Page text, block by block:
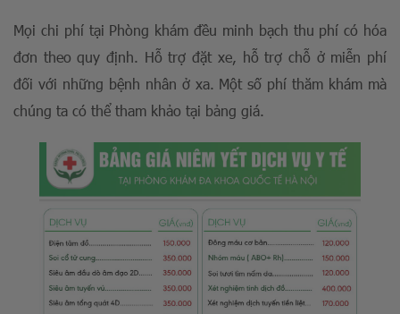
Mọi chi phí tại Phòng khám đều minh bạch thu phí có hóa
đơn theo quy định. Hỗ trợ đặt xe, hỗ trợ chỗ ở miễn phí
đối với những bệnh nhân ở xa. Một số phí thăm khám mà
chúng ta có thể tham khảo tại bảng giá.